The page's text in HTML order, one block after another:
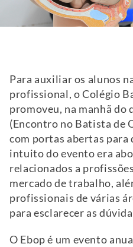
Para auxiliar os alunos
profissional, o Colégio
promoveu, na manhã do
(Encontro no Batista de
com portas abertas para
intuito do evento era
relacionados a
mercado de trabalho,
profissionais de várias
para esclarecer as
O Ebop é um evento